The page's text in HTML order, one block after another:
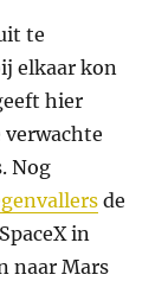
te
elkaar kon
hier
Nog
de
in
naar Mars